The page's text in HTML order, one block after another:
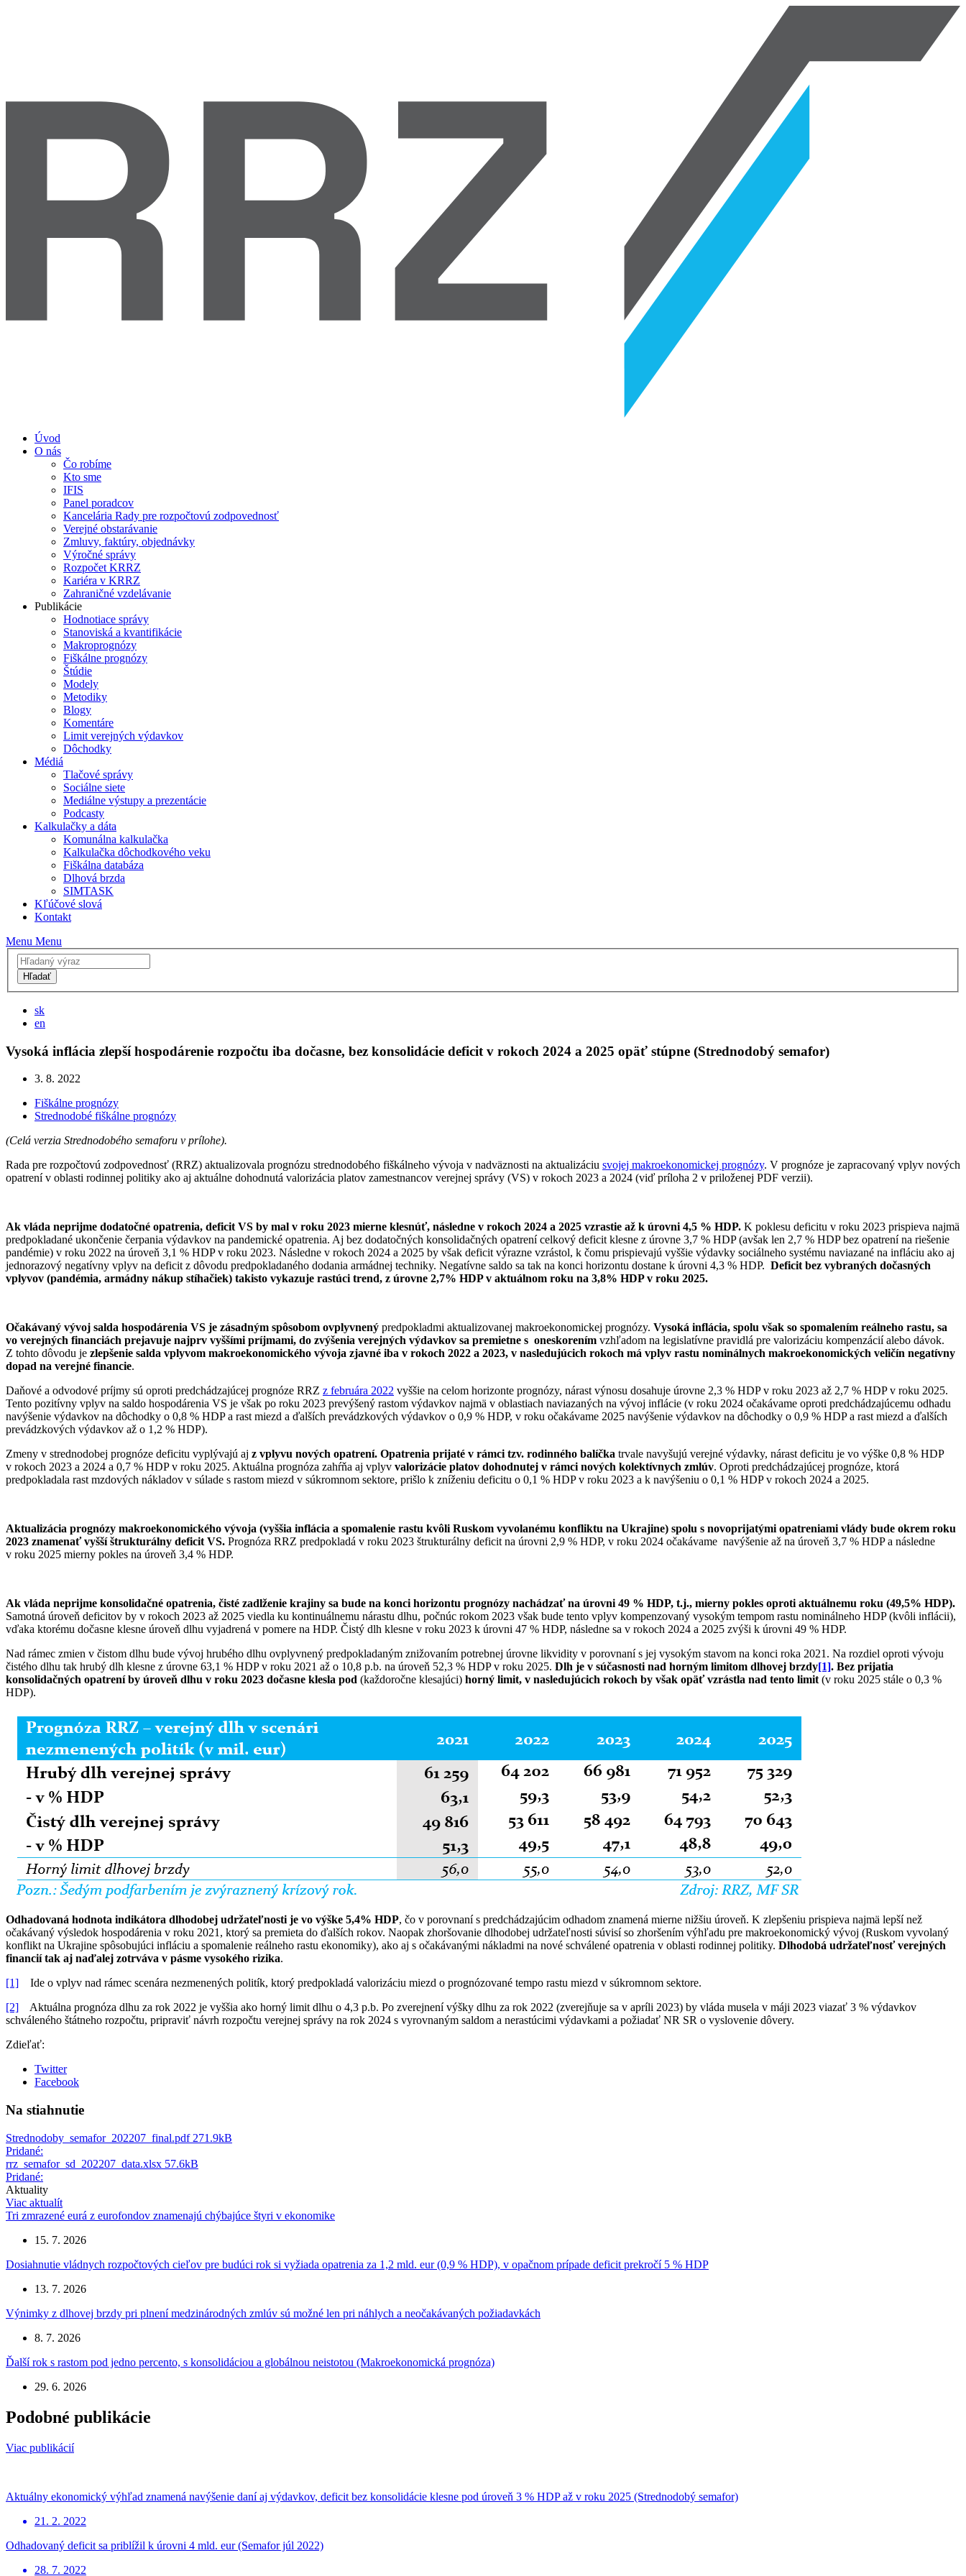
Úvod
O nás
Čo robíme
Kto sme
IFIS
Panel poradcov
Kancelária Rady pre rozpočtovú zodpovednosť
Verejné obstarávanie
Zmluvy, faktúry, objednávky
Výročné správy
Rozpočet KRRZ
Kariéra v KRRZ
Zahraničné vzdelávanie
Publikácie
Hodnotiace správy
Stanoviská a kvantifikácie
Makroprognózy
Fiškálne prognózy
Štúdie
Modely
Metodiky
Blogy
Komentáre
Limit verejných výdavkov
Dôchodky
Médiá
Tlačové správy
Sociálne siete
Mediálne výstupy a prezentácie
Podcasty
Kalkulačky a dáta
Komunálna kalkulačka
Kalkulačka dôchodkového veku
Fiškálna databáza
Dlhová brzda
SIMTASK
Kľúčové slová
Kontakt
Menu Menu
Hľadať
sk
en
Vysoká inflácia zlepší hospodárenie rozpočtu iba dočasne, bez konsolidácie deficit v rokoch 2024 a 2025 opäť stúpne (Strednodobý semafor)
3. 8. 2022
Fiškálne prognózy
Strednodobé fiškálne prognózy
(Celá verzia Strednodobého semaforu v prílohe).
Rada pre rozpočtovú zodpovednosť (RRZ) aktualizovala prognózu strednodobého fiškálneho vývoja v nadväznosti na aktualizáciu svojej makroekonomickej prognózy. V prognóze je zapracovaný vplyv nových
opatrení v oblasti rodinnej politiky ako aj aktuálne dohodnutá valorizácia platov zamestnancov verejnej správy (VS) v rokoch 2023 a 2024 (viď príloha 2 v priloženej PDF verzii).
Ak vláda neprijme dodatočné opatrenia, deficit VS by mal v roku 2023 mierne klesnúť, následne v rokoch 2024 a 2025 vzrastie až k úrovni 4,5 % HDP. K poklesu deficitu v roku 2023 prispieva najmä
predpokladané ukončenie čerpania výdavkov na pandemické opatrenia. Aj bez dodatočných konsolidačných opatrení celkový deficit klesne z úrovne 3,7 % HDP (avšak len 2,7 % HDP bez opatrení na riešenie
pandémie) v roku 2022 na úroveň 3,1 % HDP v roku 2023. Následne v rokoch 2024 a 2025 by však deficit výrazne vzrástol, k čomu prispievajú vyššie výdavky sociálneho systému naviazané na infláciu ako aj
jednorazový negatívny vplyv na deficit z dôvodu predpokladaného dodania armádnej techniky. Negatívne saldo sa tak na konci horizontu dostane k úrovni 4,3 % HDP. Deficit bez vybraných dočasných
vplyvov (pandémia, armádny nákup stíhačiek) takisto vykazuje rastúci trend, z úrovne 2,7% HDP v aktuálnom roku na 3,8% HDP v roku 2025.
Očakávaný vývoj salda hospodárenia VS je zásadným spôsobom ovplyvnený predpokladmi aktualizovanej makroekonomickej prognózy. Vysoká inflácia, spolu však so spomalením reálneho rastu, sa
vo verejných financiách prejavuje najprv vyššími príjmami, do zvýšenia verejných výdavkov sa premietne s oneskorením vzhľadom na legislatívne pravidlá pre valorizáciu kompenzácií alebo dávok.
Z tohto dôvodu je zlepšenie salda vplyvom makroekonomického vývoja zjavné iba v rokoch 2022 a 2023, v nasledujúcich rokoch má vplyv rastu nominálnych makroekonomických veličín negatívny
dopad na verejné financie.
Daňové a odvodové príjmy sú oproti predchádzajúcej prognóze RRZ z februára 2022 vyššie na celom horizonte prognózy, nárast výnosu dosahuje úrovne 2,3 % HDP v roku 2023 až 2,7 % HDP v roku 2025.
Tento pozitívny vplyv na saldo hospodárenia VS je však po roku 2023 prevýšený rastom výdavkov najmä v oblastiach naviazaných na vývoj inflácie (v roku 2024 očakávame oproti predchádzajúcemu odhadu
navýšenie výdavkov na dôchodky o 0,8 % HDP a rast miezd a ďalších prevádzkových výdavkov o 0,9 % HDP, v roku očakávame 2025 navýšenie výdavkov na dôchodky o 0,9 % HDP a rast miezd a ďalších
prevádzkových výdavkov až o 1,2 % HDP).
Zmeny v strednodobej prognóze deficitu vyplývajú aj z vplyvu nových opatrení. Opatrenia prijaté v rámci tzv. rodinného balíčka trvale navyšujú verejné výdavky, nárast deficitu je vo výške 0,8 % HDP
v rokoch 2023 a 2024 a 0,7 % HDP v roku 2025. Aktuálna prognóza zahŕňa aj vplyv valorizácie platov dohodnutej v rámci nových kolektívnych zmlúv. Oproti predchádzajúcej prognóze, ktorá
predpokladala rast mzdových nákladov v súlade s rastom miezd v súkromnom sektore, prišlo k zníženiu deficitu o 0,1 % HDP v roku 2023 a k navýšeniu o 0,1 % HDP v rokoch 2024 a 2025.
Aktualizácia prognózy makroekonomického vývoja (vyššia inflácia a spomalenie rastu kvôli Ruskom vyvolanému konfliktu na Ukrajine) spolu s novoprijatými opatreniami vlády bude okrem roku
2023 znamenať vyšší štrukturálny deficit VS. Prognóza RRZ predpokladá v roku 2023 štrukturálny deficit na úrovni 2,9 % HDP, v roku 2024 očakávame navýšenie až na úroveň 3,7 % HDP a následne
v roku 2025 mierny pokles na úroveň 3,4 % HDP.
Ak vláda neprijme konsolidačné opatrenia, čisté zadlženie krajiny sa bude na konci horizontu prognózy nachádzať na úrovni 49 % HDP, t.j., mierny pokles oproti aktuálnemu roku (49,5% HDP).
Samotná úroveň deficitov by v rokoch 2023 až 2025 viedla ku kontinuálnemu nárastu dlhu, počnúc rokom 2023 však bude tento vplyv kompenzovaný vysokým tempom rastu nominálneho HDP (kvôli inflácii),
vďaka ktorému dočasne klesne úroveň dlhu vyjadrená v pomere na HDP. Čistý dlh klesne v roku 2023 k úrovni 47 % HDP, následne sa v rokoch 2024 a 2025 zvýši k úrovni 49 % HDP.
Nad rámec zmien v čistom dlhu bude vývoj hrubého dlhu ovplyvnený predpokladaným znižovaním potrebnej úrovne likvidity v porovnaní s jej vysokým stavom na konci roka 2021. Na rozdiel oproti vývoju
čistého dlhu tak hrubý dlh klesne z úrovne 63,1 % HDP v roku 2021 až o 10,8 p.b. na úroveň 52,3 % HDP v roku 2025. Dlh je v súčasnosti nad horným limitom dlhovej brzdy[1]. Bez prijatia
konsolidačných opatrení by úroveň dlhu v roku 2023 dočasne klesla pod (každoročne klesajúci) horný limit, v nasledujúcich rokoch by však opäť vzrástla nad tento limit (v roku 2025 stále o 0,3 %
HDP).
Odhadovaná hodnota indikátora dlhodobej udržateľnosti je vo výške 5,4% HDP, čo v porovnaní s predchádzajúcim odhadom znamená mierne nižšiu úroveň. K zlepšeniu prispieva najmä lepší než
očakávaný výsledok hospodárenia v roku 2021, ktorý sa premieta do ďalších rokov. Naopak zhoršovanie dlhodobej udržateľnosti súvisí so zhoršením výhľadu pre makroekonomický vývoj (Ruskom vyvolaný
konflikt na Ukrajine spôsobujúci infláciu a spomalenie reálneho rastu ekonomiky), ako aj s očakávanými nákladmi na nové schválené opatrenia v oblasti rodinnej politiky. Dlhodobá udržateľnosť verejných
financií tak aj naďalej zotrváva v pásme vysokého rizika.
[1] Ide o vplyv nad rámec scenára nezmenených politík, ktorý predpokladá valorizáciu miezd o prognózované tempo rastu miezd v súkromnom sektore.
[2] Aktuálna prognóza dlhu za rok 2022 je vyššia ako horný limit dlhu o 4,3 p.b. Po zverejnení výšky dlhu za rok 2022 (zverejňuje sa v apríli 2023) by vláda musela v máji 2023 viazať 3 % výdavkov
schváleného štátneho rozpočtu, pripraviť návrh rozpočtu verejnej správy na rok 2024 s vyrovnaným saldom a nerastúcimi výdavkami a požiadať NR SR o vyslovenie dôvery.
Zdieľať:
Twitter
Facebook
Na stiahnutie
Strednodoby_semafor_202207_final.pdf 271.9kB
Pridané:
rrz_semafor_sd_202207_data.xlsx 57.6kB
Pridané:
Aktuality
Viac aktualít
Tri zmrazené eurá z eurofondov znamenajú chýbajúce štyri v ekonomike
15. 7. 2026
Dosiahnutie vládnych rozpočtových cieľov pre budúci rok si vyžiada opatrenia za 1,2 mld. eur (0,9 % HDP), v opačnom prípade deficit prekročí 5 % HDP
13. 7. 2026
Výnimky z dlhovej brzdy pri plnení medzinárodných zmlúv sú možné len pri náhlych a neočakávaných požiadavkách
8. 7. 2026
Ďalší rok s rastom pod jedno percento, s konsolidáciou a globálnou neistotou (Makroekonomická prognóza)
29. 6. 2026
Podobné publikácie
Viac publikácií
Aktuálny ekonomický výhľad znamená navýšenie daní aj výdavkov, deficit bez konsolidácie klesne pod úroveň 3 % HDP až v roku 2025 (Strednodobý semafor)
21. 2. 2022
Odhadovaný deficit sa priblížil k úrovni 4 mld. eur (Semafor júl 2022)
28. 7. 2022